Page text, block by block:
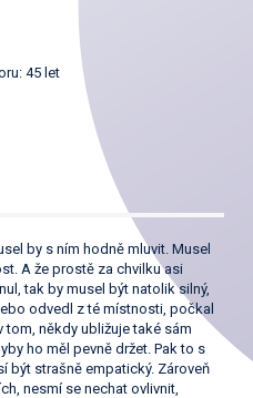
45 let
by s ním hodně mluvit. Musel
A že prostě za chvilku asi
tak by musel být natolik silný,
odvedl z té místnosti, počkal
tom, někdy ubližuje také sám
ho měl pevně držet. Pak to s
být strašně empatický. Zároveň
nesmí se nechat ovlivnit,